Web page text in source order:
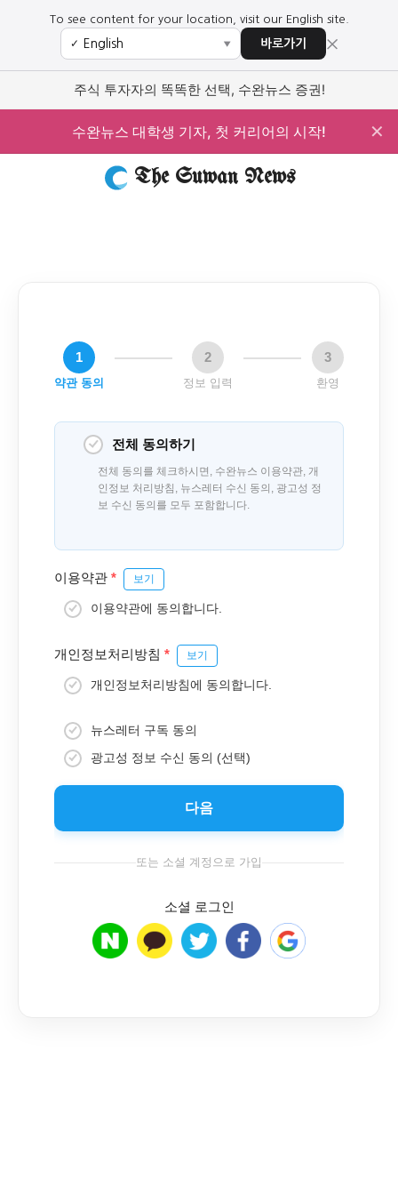
To see content for your location, visit our English site.
✓ ▼ 바로가기 ×
주식 투자자의 똑똑한 선택, 수완뉴스 증권!
수완뉴스 대학생 기자, 첫 커리어의 시작! ✕
The Suwan News
1
약관 동의
2
정보 입력
3
환영
전체 동의하기
전체 동의를 체크하시면, 수완뉴스 이용약관, 개
인정보 처리방침, 뉴스레터 수신 동의, 광고성 정
보 수신 동의를 모두 포함합니다.
이용약관 * 보기
이용약관에 동의합니다.
개인정보처리방침 * 보기
개인정보처리방침에 동의합니다.
뉴스레터 구독 동의
광고성 정보 수신 동의 (선택)
다음
또는 소셜 계정으로 가입
소셜 로그인